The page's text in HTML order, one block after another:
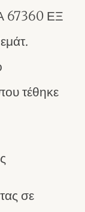
67360 ΕΞ
τέθηκε
σε